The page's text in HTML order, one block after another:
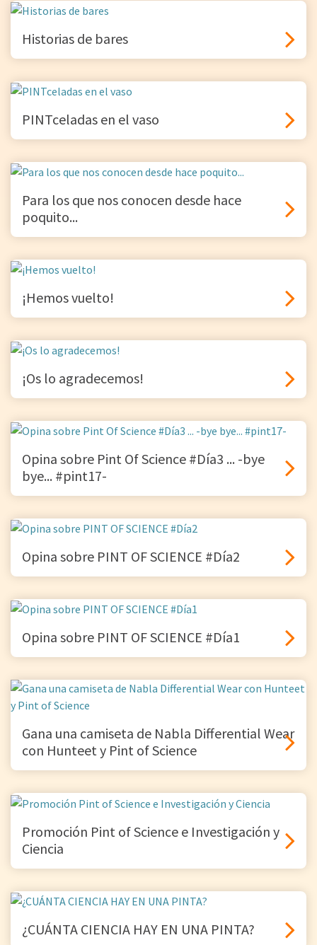
Historias de bares
PINTceladas en el vaso
Para los que nos conocen desde hace
poquito...
¡Hemos vuelto!
¡Os lo agradecemos!
Opina sobre Pint Of Science #Día3 ... -bye
bye... #pint17-
Opina sobre PINT OF SCIENCE #Día2
Opina sobre PINT OF SCIENCE #Día1
Gana una camiseta de Nabla Differential Wear
con Hunteet y Pint of Science
Promoción Pint of Science e Investigación y
Ciencia
¿CUÁNTA CIENCIA HAY EN UNA PINTA?